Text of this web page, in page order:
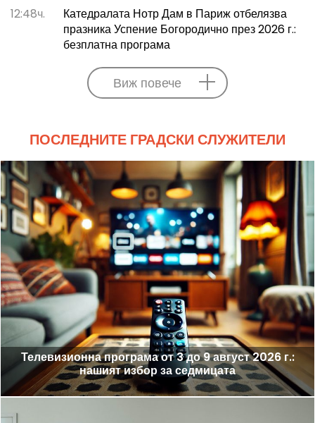
12:48ч.
Катедралата Нотр Дам в Париж отбелязва
празника Успение Богородично през 2026 г.:
безплатна програма
Виж повече
ПОСЛЕДНИТЕ ГРАДСКИ СЛУЖИТЕЛИ
Телевизионна програма от 3 до 9 август 2026 г.:
нашият избор за седмицата